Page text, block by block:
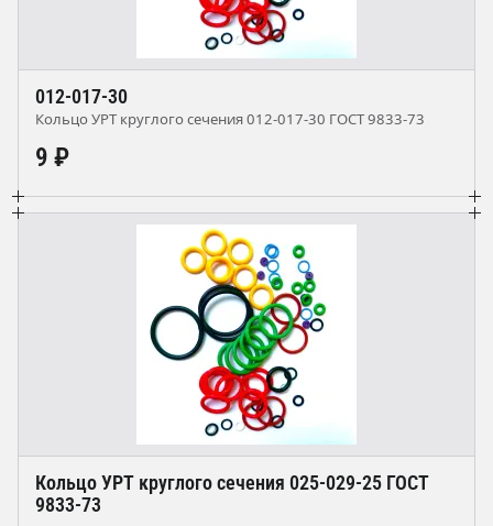
012-017-30
Кольцо УРТ круглого сечения 012-017-30 ГОСТ 9833-73
9 ₽
Кольцо УРТ круглого сечения 025-029-25 ГОСТ
9833-73